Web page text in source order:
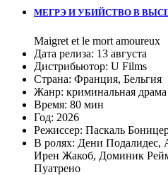
МЕГРЭ И УБИЙСТВО В
Maigret et le mort amoureux
Дата релиза: 13 августа
Дистрибьютор: U Films
Страна: Франция, Бельгия
Жанр: криминальная драма
Время: 80 мин
Год: 2026
Режиссер: Паскаль
В ролях: Дени Подалидес,
Ирен Жакоб, Доминик
Пуатрено